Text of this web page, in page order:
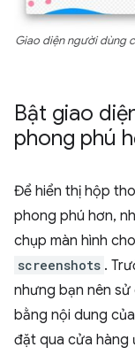
Giao diện người dùng
Bật giao
phong phú
Để hiển thị hộp
phong phú hơn,
chụp màn hình
screenshots .
nhưng bạn nên
bằng nội dung
đặt qua cửa hàng